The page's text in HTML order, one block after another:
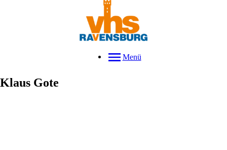
Menü
Klaus Gote